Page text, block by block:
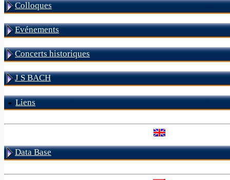
Colloques
Evénements
Concerts historiques
J S BACH
Liens
Data Base